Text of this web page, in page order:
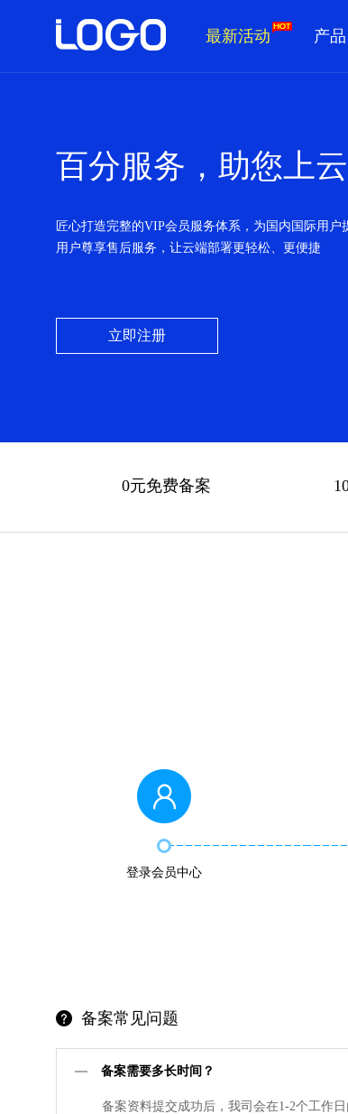
最新活动 产品
百分服务，助您上
匠心打造完整的VIP会员服务体系，为国内国际用户
用户尊享售后服务，让云端部署更轻松、更便捷
立即注册
0元免费备案
登录会员中心
备案常见问题
备案需要多长时间？
备案资料提交成功后，我司会在1-2个工作